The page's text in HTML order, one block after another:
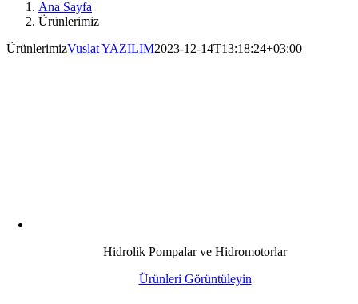
Ana Sayfa
Ürünlerimiz
ÜrünlerimizVuslat YAZILIM2023-12-14T13:18:24+03:00
Hidrolik Pompalar ve Hidromotorlar
Ürünleri Görüntüleyin